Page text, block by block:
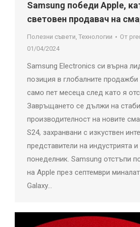
Samsung победи Apple,
световен продавач на
Полезни съвети Технологии От
01/04/2024
Samsung Electronics си върна
позиция в глобалните
само пет месеца след като я
Завръщането се дължи на
производителност на новите
S24, захранвани с изкуствен
представители на индустрията
понеделник. Samsung отстъпи
на Apple през септември
Galaxy…